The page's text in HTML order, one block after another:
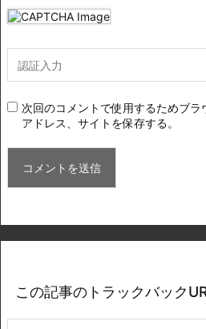
次回のコメントで使用するためブ
アドレス、サイトを保存する。
この記事のトラックバック